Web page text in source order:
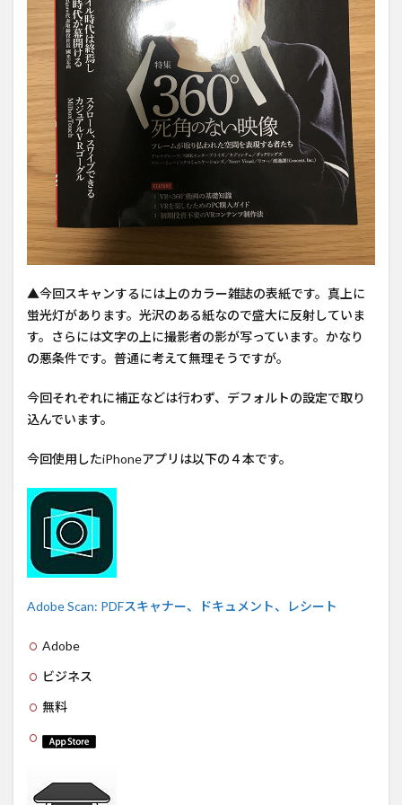
Camscanner
Google
フォト
スキャ
ン
▲今回スキャンするには上のカラー雑誌の表紙です。真上に
蛍光灯があります。光沢のある紙なので盛大に反射していま
す。さらには文字の上に撮影者の影が写っています。かなり
の悪条件です。普通に考えて無理そうですが。
今回それぞれに補正などは行わず、デフォルトの設定で取り
込んでいます。
今回使用したiPhoneアプリは以下の４本です。
Adobe Scan: PDFスキャナー、ドキュメント、レシート
Adobe
ビジネス
無料